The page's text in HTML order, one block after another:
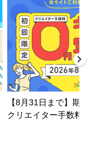
【8月31日まで】期
クリエイター手数料